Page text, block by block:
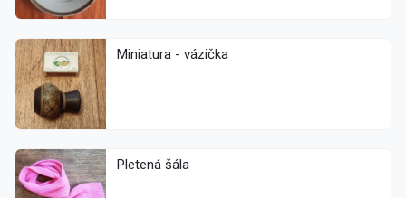
Miniatura - vázička
Pletená šála